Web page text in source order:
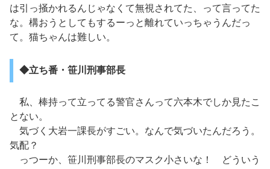
は引っ掻かれるんじゃなくて無視されてた、って言ってた
な。構おうとしてもするーっと離れていっちゃうんだっ
て。猫ちゃんは難しい。
◆立ち番・笹川刑事部長
私、棒持って立ってる警官さんって六本木でしか見たこ
とない。
気づく大岩一課長がすごい。なんで気づいたんだろう。
気配？
っつーか、笹川刑事部長のマスク小さいな！ どういう